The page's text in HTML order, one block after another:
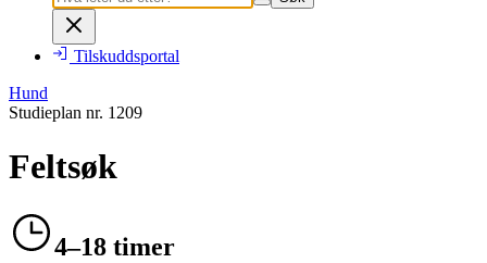
Tilskuddsportal
Hund
Studieplan nr. 1209
Feltsøk
4–18 timer